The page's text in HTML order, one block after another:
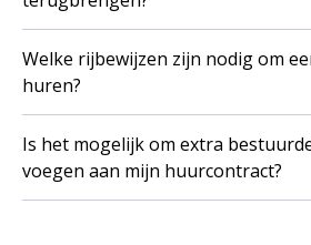
Welke rijbewijzen zijn nodig om
huren?
Is het mogelijk om extra
voegen aan mijn huurcontract?